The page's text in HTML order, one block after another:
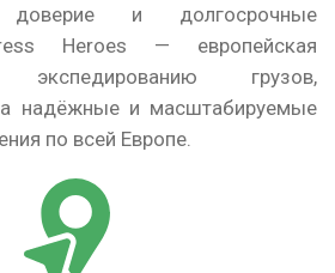
доверие и долгосрочные
Heroes — европейская
грузов,
надёжные и масштабируемые
по всей Европе.